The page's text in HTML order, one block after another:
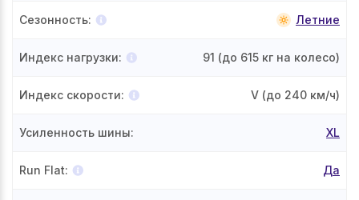
Сезонность: Летние
Индекс нагрузки: 91 (до 615 кг на колесо)
Индекс скорости: V (до 240 км/ч)
Усиленность шины: XL
Run Flat: Да